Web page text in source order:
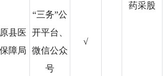
县医
障局
“三务”公
开平台、
微信公众
号
√
药采股